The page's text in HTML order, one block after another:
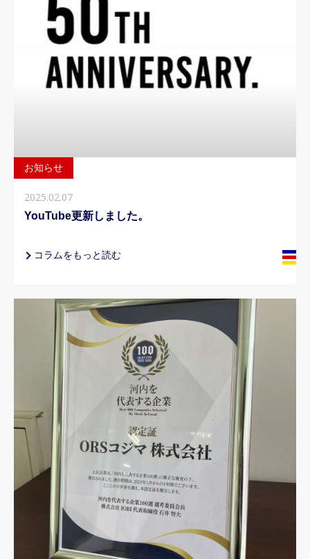
お知らせ
2025.02.07
YouTube更新しました。
コラムをもっと読む